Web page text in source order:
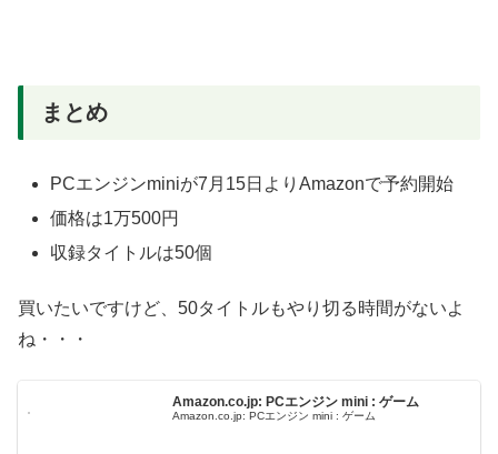
まとめ
PCエンジンminiが7月15日よりAmazonで予約開始
価格は1万500円
収録タイトルは50個
買いたいですけど、50タイトルもやり切る時間がないよ
ね・・・
Amazon.co.jp: PCエンジン mini : ゲーム
Amazon.co.jp: PCエンジン mini : ゲーム